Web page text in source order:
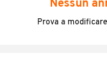
Incidenti in cui è
Nessun
Prova a